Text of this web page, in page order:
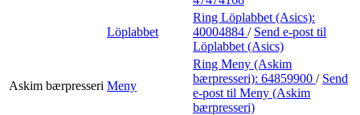
Löplabbet
Ring Löplabbet (Asics):
40004884 / Send e-post til
Löplabbet (Asics)
Askim bærpresseri Meny
Ring Meny (Askim
bærpresseri): 64859900 / Send
e-post til Meny (Askim
bærpresseri)